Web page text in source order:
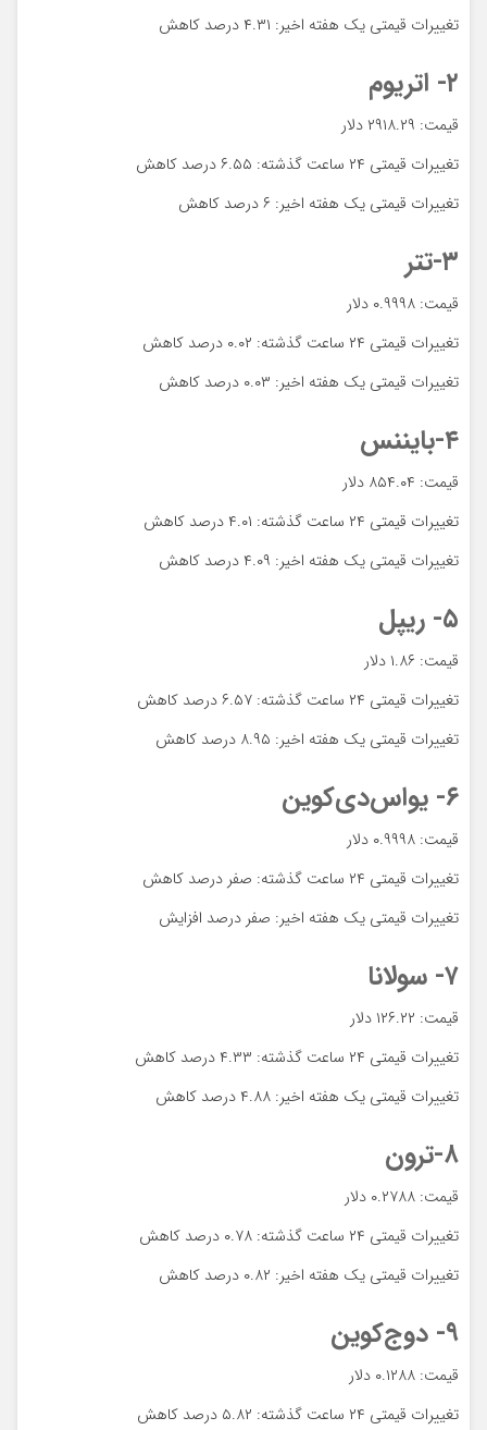
تغییرات قیمتی یک هفته اخیر: ۴.۳۱ درصد کاهش
۲- اتریوم
قیمت: ۲۹۱۸.۲۹ دلار
تغییرات قیمتی ۲۴ ساعت گذشته: ۶.۵۵ درصد کاهش
تغییرات قیمتی یک هفته اخیر: ۶ درصد کاهش
۳-تتر
قیمت: ۰.۹۹۹۸ دلار
تغییرات قیمتی ۲۴ ساعت گذشته: ۰.۰۲ درصد کاهش
تغییرات قیمتی یک هفته اخیر: ۰.۰۳ درصد کاهش
۴-بایننس
قیمت: ۸۵۴.۰۴ دلار
تغییرات قیمتی ۲۴ ساعت گذشته: ۴.۰۱ درصد کاهش
تغییرات قیمتی یک هفته اخیر: ۴.۰۹ درصد کاهش
۵- ریپل
قیمت: ۱.۸۶ دلار
تغییرات قیمتی ۲۴ ساعت گذشته: ۶.۵۷ درصد کاهش
تغییرات قیمتی یک هفته اخیر: ۸.۹۵ درصد کاهش
۶- یواس‌دی‌کوین
قیمت: ۰.۹۹۹۸ دلار
تغییرات قیمتی ۲۴ ساعت گذشته: صفر درصد کاهش
تغییرات قیمتی یک هفته اخیر: صفر درصد افزایش
۷- سولانا
قیمت: ۱۲۶.۲۲ دلار
تغییرات قیمتی ۲۴ ساعت گذشته: ۴.۳۳ درصد کاهش
تغییرات قیمتی یک هفته اخیر: ۴.۸۸ درصد کاهش
۸-ترون
قیمت: ۰.۲۷۸۸ دلار
تغییرات قیمتی ۲۴ ساعت گذشته: ۰.۷۸ درصد کاهش
تغییرات قیمتی یک هفته اخیر: ۰.۸۲ درصد کاهش
۹- دوج‌کوین
قیمت: ۰.۱۲۸۸ دلار
تغییرات قیمتی ۲۴ ساعت گذشته: ۵.۸۲ درصد کاهش